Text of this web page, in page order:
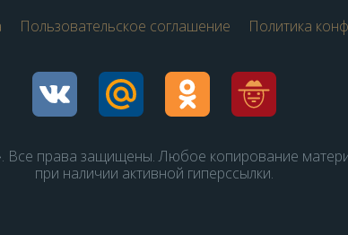
Пользовательское соглашение Политика
права защищены. Любое копирование
при наличии активной гиперссылки.